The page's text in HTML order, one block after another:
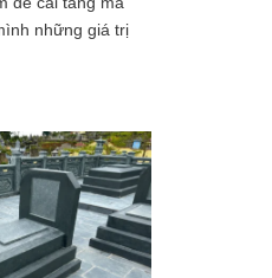
những giá trị